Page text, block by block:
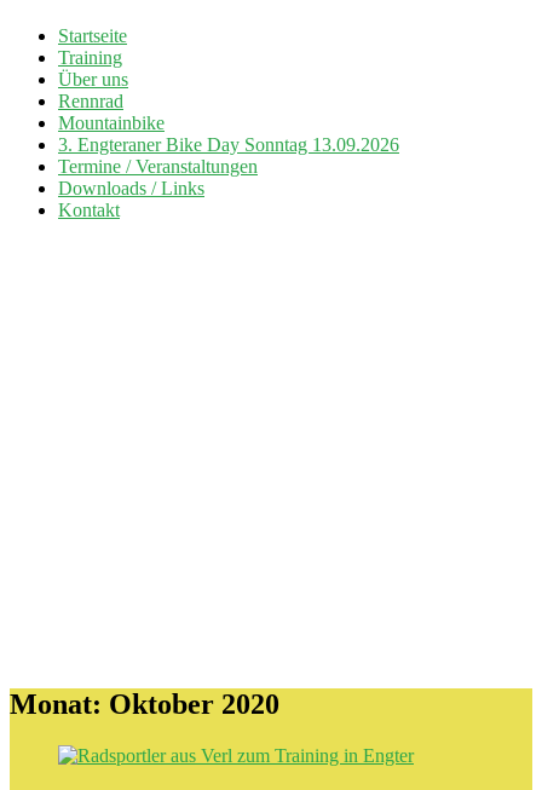
Zum
Inhalt
springen
Radsport TuS Engter
Startseite
Training
Über uns
Rennrad
Mountainbike
3. Engteraner Bike Day Sonntag 13.09.2026
Termine / Veranstaltungen
Downloads / Links
Kontakt
Monat: Oktober 2020